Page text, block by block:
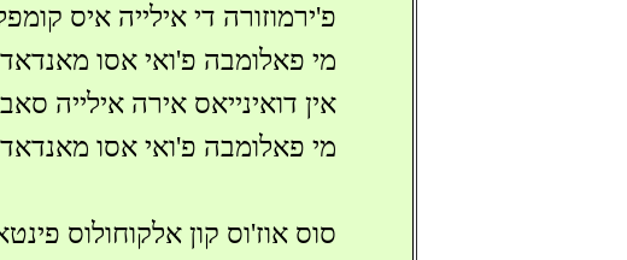
פ'ירמוזורה די אילייה איס
מי פאלומבה פ'ואי אסו
אין דואינייאס אירה אילייה
מי פאלומבה פ'ואי אסו
סוס אוז'וס קון אלקוחולוס